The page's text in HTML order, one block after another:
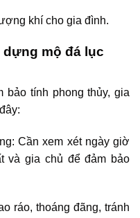
khí cho gia đình.
mộ đá lục
tính phong thủy, gia
Cần xem xét ngày giờ
và gia chủ để đảm bảo
ráo, thoáng đãng, tránh